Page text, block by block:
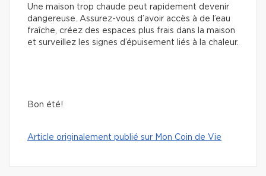
Une maison trop chaude peut rapidement devenir
dangereuse. Assurez-vous d’avoir accès à de l’eau
fraîche, créez des espaces plus frais dans la maison
et surveillez les signes d’épuisement liés à la chaleur.
Bon été!
Article originalement publié sur Mon Coin de Vie